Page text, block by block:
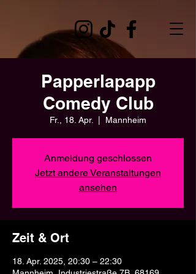
Papperlapapp
Comedy Club
Fr., 18. Apr. Mannheim
Anmeldung geschlossen
Jetzt andere Veranstaltungen
ansehen
Zeit & Ort
18. Apr. 2025, 20:30 – 22:30